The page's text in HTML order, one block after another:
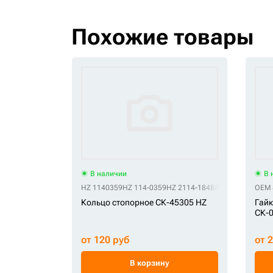
Похожие товары
В наличии
HZ 1140359HZ 114-0359HZ 2114-1848A HZ 61E5-11150
Кольцо стопорное СК-45305 HZ
от 120 руб
В корзину
В
OEM
СК-
от